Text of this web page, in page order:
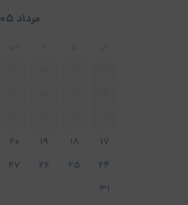
مرداد 1405
17
18
19
20
24
25
26
27
31